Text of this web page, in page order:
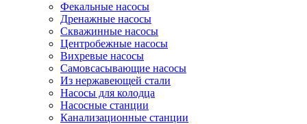
Фекальные насосы
Дренажные насосы
Скважинные насосы
Центробежные насосы
Вихревые насосы
Самовсасывающие насосы
Из нержавеющей стали
Насосы для колодца
Насосные станции
Канализационные станции